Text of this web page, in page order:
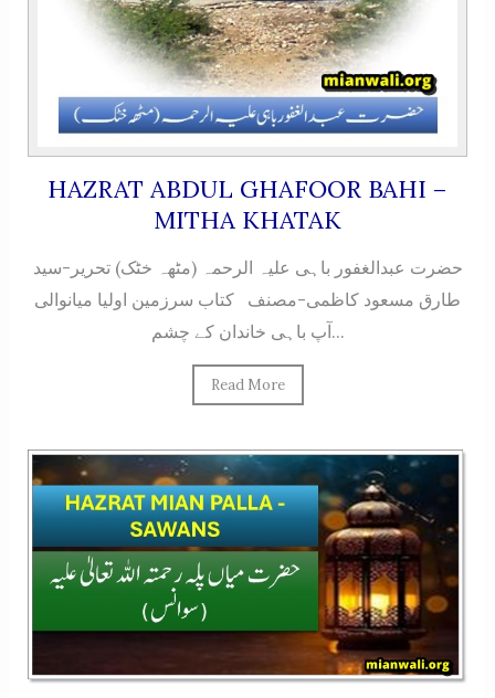
HAZRAT ABDUL GHAFOOR BAHI –
MITHA KHATAK
حضرت عبدالغفور باہی علیہ الرحمہ (مٹھہ خٹک) تحریر-سید
طارق مسعود کاظمی-مصنف کتاب سرزمین اولیا میانوالی
آپ باہی خاندان کے چشم...
Read More